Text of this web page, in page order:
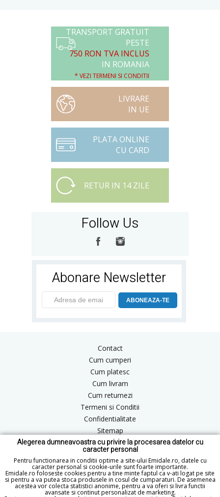
Alegerea dumneavoastra cu privire la procesarea datelor cu
caracter personal
Pentru functionarea in conditii optime a site-ului Emidale.ro, datele cu
caracter personal si cookie-urile sunt foarte importante.
Emidale.ro foloseste cookies pentru a tine minte faptul ca v-ati logat pe site
si pentru a va putea stoca produsele in cosul de cumparaturi. De asemenea
acestea vor colecta statistici anonime, pentru a va oferi si livra functii
avansate si continut personalizat de marketing.
TRANSPORT GRATUIT
PESTE
750 RON TVA INCLUS
IN ROMANIA
* VEZI TERMENI SI CONDITII
LIVRARE
IN UE
PLATA ONLINE
CU CARD
RETUR IN 14 ZILE
Follow Us
Abonare Newsletter
ABONEAZA-TE
Contact
Cum cumperi
Cum platesc
Cum livram
Cum returnezi
Termeni si Conditii
Confidentialitate
Sitemap
Blog
ANPC
office@emidale.ro